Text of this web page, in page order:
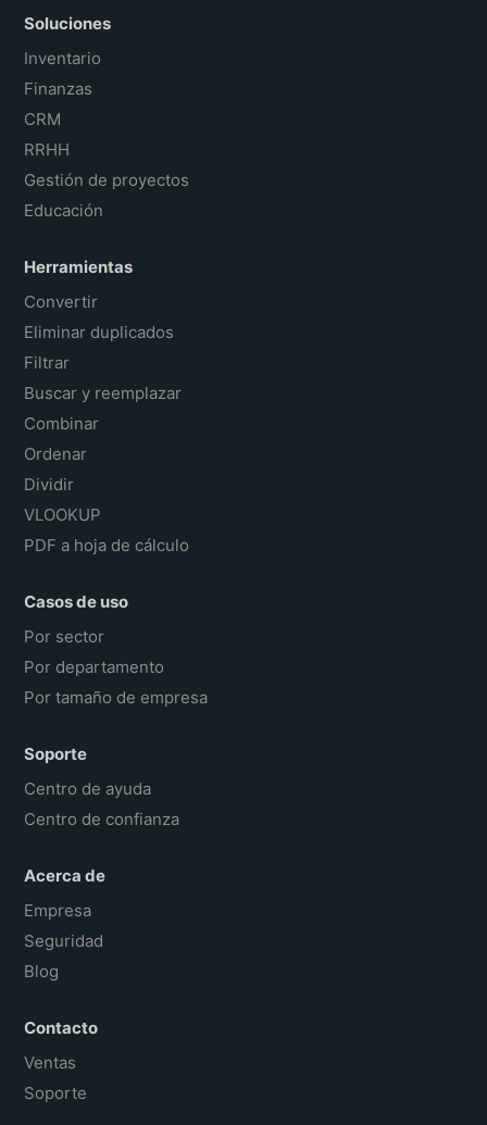
Soluciones
Inventario
Finanzas
CRM
RRHH
Gestión de proyectos
Educación
Herramientas
Convertir
Eliminar duplicados
Filtrar
Buscar y reemplazar
Combinar
Ordenar
Dividir
VLOOKUP
PDF a hoja de cálculo
Casos de uso
Por sector
Por departamento
Por tamaño de empresa
Soporte
Centro de ayuda
Centro de confianza
Acerca de
Empresa
Seguridad
Blog
Contacto
Ventas
Soporte